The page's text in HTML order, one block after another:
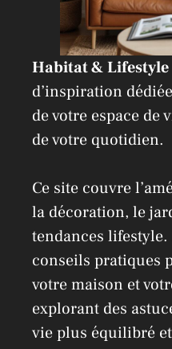
Habitat & Lifestyle
d’inspiration
de votre espace de
de votre quotidien.
Ce site couvre
la décoration, le
tendances
conseils pratiques
votre maison et
explorant des
vie plus équilibré